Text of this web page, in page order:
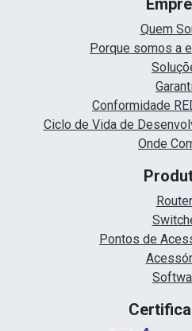
Quem
Porque somos a
Conformidade
Ciclo de Vida de
Onde
Pontos de